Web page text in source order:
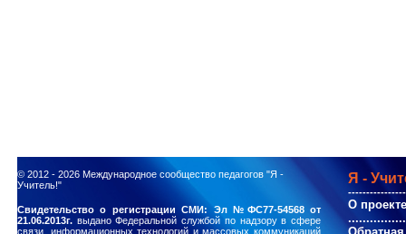
© 2012 - 2026 Международное сообщество педагогов "Я -
Учитель!"
Я -
О проекте
Свидетельство о регистрации СМИ: Эл №ФС77-54568 от
21.06.2013г. выдано Федеральной службой по надзору в сфере
связи, информационных технологий и массовых коммуникаций